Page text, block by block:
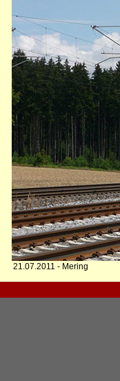
21.07.2011 - Mering